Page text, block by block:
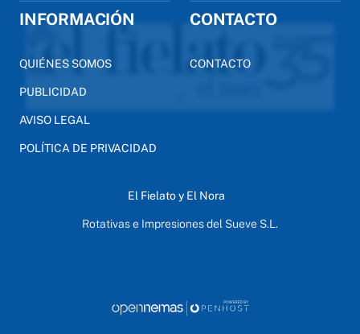
INFORMACIÓN
QUIÉNES SOMOS
PUBLICIDAD
AVISO LEGAL
POLÍTICA DE PRIVACIDAD
CONTACTO
CONTACTO
El Fielato y El Nora
Rotativas e Impresiones del Sueve S.L.